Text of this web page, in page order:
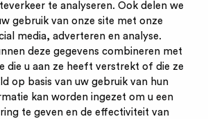
te analyseren. Ook delen we
gebruik van onze site met onze
media, adverteren en analyse.
deze gegevens combineren met
die u aan ze heeft verstrekt of die ze
op basis van uw gebruik van hun
kan worden ingezet om u een
te geven en de effectiviteit van
nieuwsbrief
Inloggen
Contact